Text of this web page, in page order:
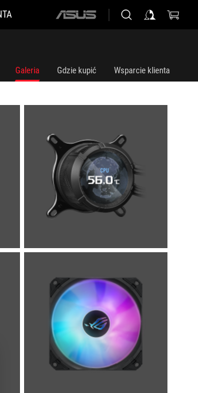
ASUS
Galeria Gdzie kupić Wsparcie klienta